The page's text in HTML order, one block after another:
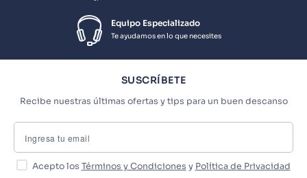
Equipo Especializado
Te ayudamos en lo que necesites
SUSCRÍBETE
Recibe nuestras últimas ofertas y tips para un buen descanso
Acepto los Términos y Condiciones y Política de Privacidad